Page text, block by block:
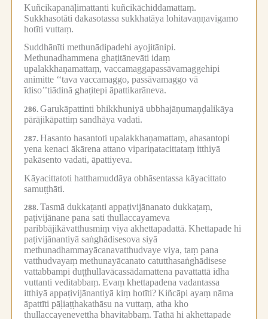
Kuñcikapanāḷimattanti kuñcikāchiddamattaṃ.
Sukkhasotāti dakasotassa sukkhatāya lohitavaṇṇavigamo
hotīti vuttaṃ.
Suddhānīti methunādipadehi ayojitānipi.
Methunadhammena ghaṭitānevāti idaṃ
upalakkhaṇamattaṃ, vaccamaggapassāvamaggehipi
animitte ‘‘tava vaccamaggo, passāvamaggo vā
īdiso’’tiādinā ghaṭitepi āpattikarāneva.
286. Garukāpattinti bhikkhuniyā ubbhajāṇumaṇḍalikāya
pārājikāpattiṃ sandhāya vadati.
287. Hasanto hasantoti upalakkhaṇamattaṃ, ahasantopi
yena kenaci ākārena attano vipariṇatacittataṃ itthiyā
pakāsento vadati, āpattiyeva.
Kāyacittatoti hatthamuddāya obhāsentassa kāyacittato
samuṭṭhāti.
288. Tasmā dukkaṭanti appaṭivijānanato dukkaṭaṃ,
paṭivijānane pana sati thullaccayameva
paribbājikāvatthusmiṃ viya akhettapadattā. Khettapade hi
paṭivijānantiyā saṅghādisesova siyā
methunadhammayācanavatthudvaye viya, taṃ pana
vatthudvayaṃ methunayācanato catutthasaṅghādisese
vattabbampi duṭṭhullavācassādamattena pavattattā idha
vuttanti veditabbaṃ. Evaṃ khettapadena vadantassa
itthiyā appaṭivijānantiyā kiṃ hotīti?Kiñcāpi ayaṃ nāma
āpattīti pāḷiaṭṭhakathāsu na vuttaṃ, atha kho
thullaccayenevettha bhavitabbaṃ. Tathā hi akhettapade